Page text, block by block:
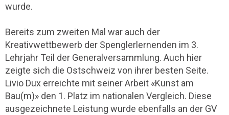
wurde.
Bereits zum zweiten Mal war auch der
Kreativwettbewerb der Spenglerlernenden im 3.
Lehrjahr Teil der Generalversammlung. Auch hier
zeigte sich die Ostschweiz von ihrer besten Seite.
Livio Dux erreichte mit seiner Arbeit «Kunst am
Bau(m)» den 1. Platz im nationalen Vergleich. Diese
ausgezeichnete Leistung wurde ebenfalls an der GV